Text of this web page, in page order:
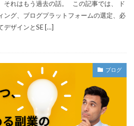
それはもう過去の話。 この記事では、 ド
ング、ブログプラットフォームの選定、必
デザインとSE […]
ブログ